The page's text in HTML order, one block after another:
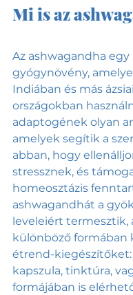
Mi is az
Az ashwagandha
gyógynövény,
Indiában és más ázsiai
országokban
adaptogének olyan
amelyek segítik a
abban, hogy
stressznek, és
homeosztázis
ashwagandhát a
leveleiért termesztik,
különböző formában
étrend-kiegészítőket:
kapszula, tinktúra,
formájában is